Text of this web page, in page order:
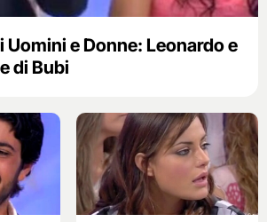
e Donne: Leonardo e
di Bubi